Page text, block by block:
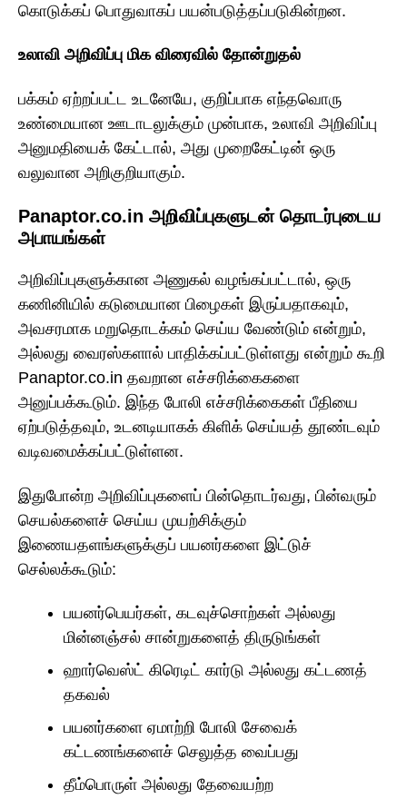
கொடுக்கப் பொதுவாகப் பயன்படுத்தப்படுகின்றன.
உலாவி அறிவிப்பு மிக விரைவில் தோன்றுதல்
பக்கம் ஏற்றப்பட்ட உடனேயே, குறிப்பாக எந்தவொரு
உண்மையான ஊடாடலுக்கும் முன்பாக, உலாவி அறிவிப்பு
அனுமதியைக் கேட்டால், அது முறைகேட்டின் ஒரு
வலுவான அறிகுறியாகும்.
Panaptor.co.in அறிவிப்புகளுடன் தொடர்புடைய
அபாயங்கள்
அறிவிப்புகளுக்கான அணுகல் வழங்கப்பட்டால், ஒரு
கணினியில் கடுமையான பிழைகள் இருப்பதாகவும்,
அவசரமாக மறுதொடக்கம் செய்ய வேண்டும் என்றும்,
அல்லது வைரஸ்களால் பாதிக்கப்பட்டுள்ளது என்றும் கூறி
Panaptor.co.in தவறான எச்சரிக்கைகளை
அனுப்பக்கூடும். இந்த போலி எச்சரிக்கைகள் பீதியை
ஏற்படுத்தவும், உடனடியாகக் கிளிக் செய்யத் தூண்டவும்
வடிவமைக்கப்பட்டுள்ளன.
இதுபோன்ற அறிவிப்புகளைப் பின்தொடர்வது, பின்வரும்
செயல்களைச் செய்ய முயற்சிக்கும்
இணையதளங்களுக்குப் பயனர்களை இட்டுச்
செல்லக்கூடும்:
பயனர்பெயர்கள், கடவுச்சொற்கள் அல்லது
மின்னஞ்சல் சான்றுகளைத் திருடுங்கள்
ஹார்வெஸ்ட் கிரெடிட் கார்டு அல்லது கட்டணத்
தகவல்
பயனர்களை ஏமாற்றி போலி சேவைக்
கட்டணங்களைச் செலுத்த வைப்பது
தீம்பொருள் அல்லது தேவையற்ற